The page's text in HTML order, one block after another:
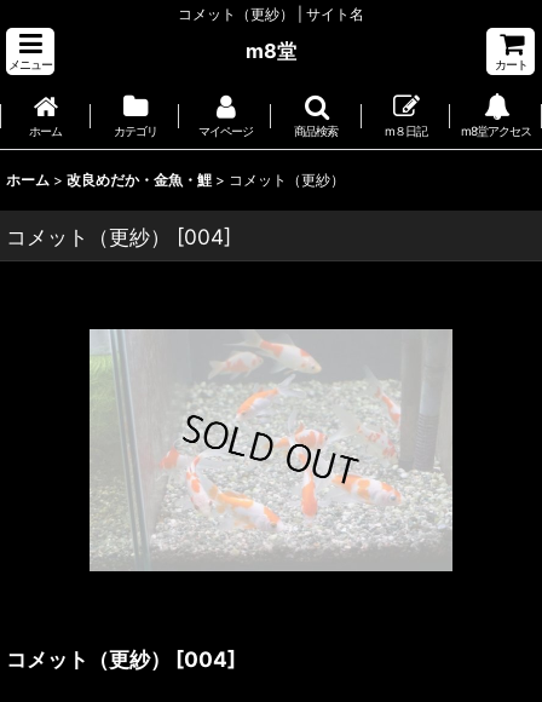
コメット（更紗） | サイト名
メニュー
m8堂
カート
ホーム カテゴリ マイページ 商品検索 m８日記 m8堂アクセス
ホーム > 改良めだか・金魚・鯉 > コメット（更紗）
コメット（更紗） [004]
コメット（更紗） [004]